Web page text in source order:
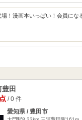
場！漫画本いっぱい！会員にな
田
/ 0 件
愛知県 / 豊田市